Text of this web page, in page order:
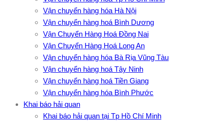
Vận chuyển hàng hóa Hà Nội
Vận chuyển hàng hoá Bình Dương
Vận Chuyển Hàng Hoá Đồng Nai
Vận Chuyển Hàng Hoá Long An
Vận chuyển hàng hóa Bà Rịa Vũng Tàu
Vận chuyển hàng hoá Tây Ninh
Vận chuyển hàng hoá Tiền Giang
Vận chuyển hàng hóa Bình Phước
Khai báo hải quan
Khai báo hải quan tại Tp Hồ Chí Minh